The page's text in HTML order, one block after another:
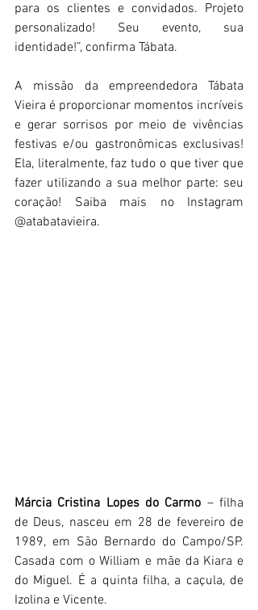
para os clientes e convidados. Projeto
personalizado! Seu evento, sua
identidade!”, confirma Tábata.
A missão da empreendedora Tábata
Vieira é proporcionar momentos incríveis
e gerar sorrisos por meio de vivências
festivas e/ou gastronômicas exclusivas!
Ela, literalmente, faz tudo o que tiver que
fazer utilizando a sua melhor parte: seu
coração! Saiba mais no Instagram
@atabatavieira.
Márcia Cristina Lopes do Carmo – filha
de Deus, nasceu em 28 de fevereiro de
1989, em São Bernardo do Campo/SP.
Casada com o William e mãe da Kiara e
do Miguel. É a quinta filha, a caçula, de
Izolina e Vicente.